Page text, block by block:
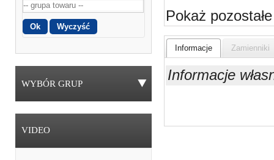
WYBÓR GRUP
VIDEO
Pokaż pozostałe
Informacje Zamienniki
Informacje